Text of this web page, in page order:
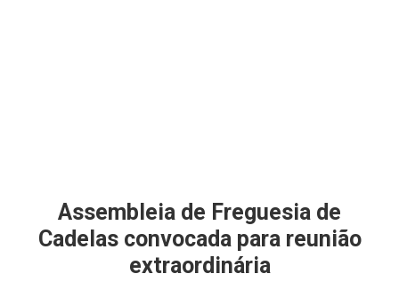
Assembleia de Freguesia de
Cadelas convocada para reunião
extraordinária